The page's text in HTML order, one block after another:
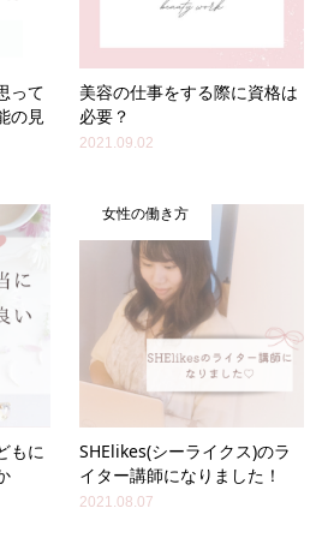
って
の見
美容の仕事をする際に資格は
必要？
2021.09.02
もに
女性の働き方
SHElikes(シーライクス)のラ
イター講師になりました！
2021.08.07